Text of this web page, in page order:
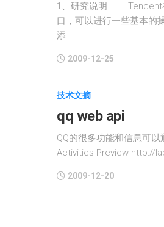
1、研究说明 Tencent在
口，可以进行一些基本的
添...
2009-12-25
技术文摘
qq web api
QQ的很多功能和信息可
Activities Preview http://
2009-12-20